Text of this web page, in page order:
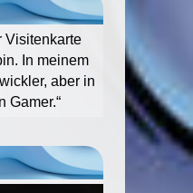
Visitenkarte
In meinem
aber in
Gamer.“